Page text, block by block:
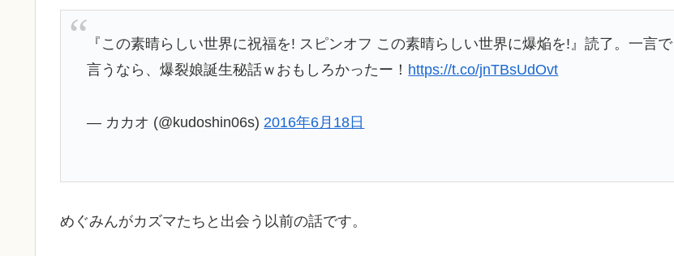
『この素晴らしい世界に祝福を! スピンオフ この素晴らしい世界に爆焔を!』読了。一言で
言うなら、爆裂娘誕生秘話ｗおもしろかったー！ https://t.co/jnTBsUdOvt
— カカオ (@kudoshin06s) 2016年6月18日
めぐみんがカズマたちと出会う以前の話です。